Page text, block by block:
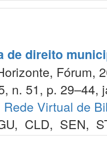
de direito
Fórum,
n. 51, p. 29–44,
Rede Virtual de
, CLD, SEN,